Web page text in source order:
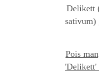
Pois
'Delikett'